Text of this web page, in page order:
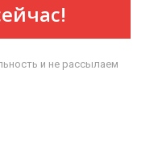
и не рассылаем